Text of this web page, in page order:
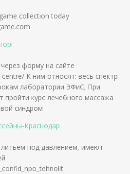
collection today
форму на сайте
К ним относят: весь спектр
лаборатории ЭФиС; При
пройти курс лечебного массажа
синдром
Краснодар
под давлением, имеют